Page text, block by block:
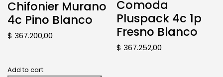
Chifonier Murano
4c Pino Blanco
$ 367.200,00
Comoda
Pluspack 4c 1p
Fresno Blanco
$ 367.252,00
Add to cart